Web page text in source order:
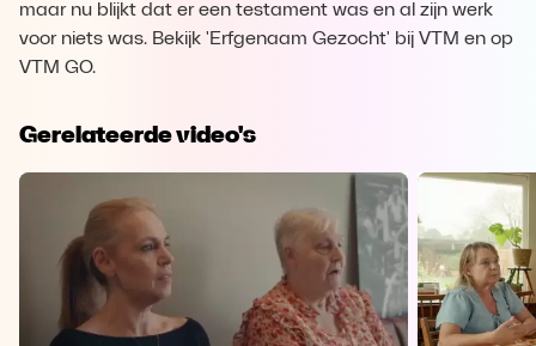
maar nu blijkt dat er een testament was en al zijn werk
voor niets was. Bekijk 'Erfgenaam Gezocht' bij VTM en op
VTM GO.
Gerelateerde video's